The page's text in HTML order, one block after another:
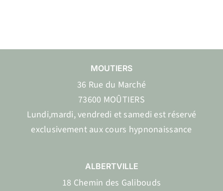
MOUTIERS
36 Rue du Marché
73600 MOÛTIERS
Lundi,mardi, vendredi et samedi est réservé
exclusivement aux cours hypnonaissance
ALBERTVILLE
18 Chemin des Galibouds